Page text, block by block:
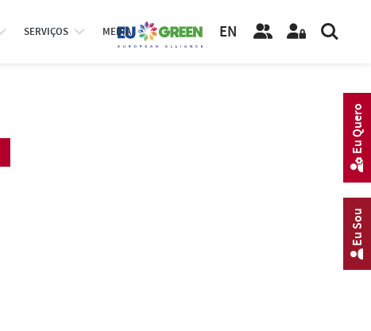
SERVIÇOS MEDIA EN
Eu Sou
Eu Quero